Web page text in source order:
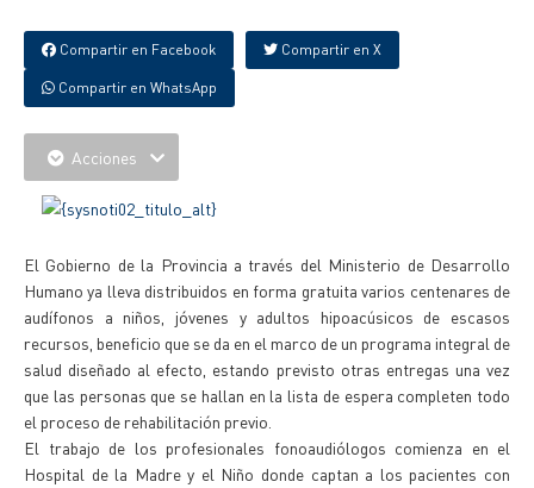
Compartir en Facebook Compartir en X
Compartir en WhatsApp
Acciones
El Gobierno de la Provincia a través del Ministerio de Desarrollo
Humano ya lleva distribuidos en forma gratuita varios centenares de
audífonos a niños, jóvenes y adultos hipoacúsicos de escasos
recursos, beneficio que se da en el marco de un programa integral de
salud diseñado al efecto, estando previsto otras entregas una vez
que las personas que se hallan en la lista de espera completen todo
el proceso de rehabilitación previo.
El trabajo de los profesionales fonoaudiólogos comienza en el
Hospital de la Madre y el Niño donde captan a los pacientes con